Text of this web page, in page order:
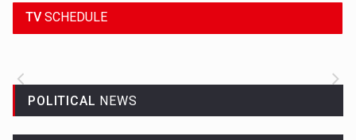
TV SCHEDULE
ALL THE LATEST SPORTS NEWS FROM
POLITICAL NEWS